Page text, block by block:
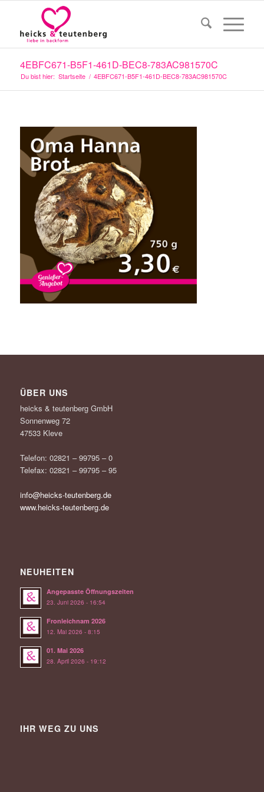
4EBFC671-B5F1-461D-BEC8-783AC981570C
Du bist hier: Startseite / 4EBFC671-B5F1-461D-BEC8-783AC981570C
ÜBER UNS
heicks & teutenberg GmbH
Sonnenweg 72
47533 Kleve
Telefon: 02821 – 99795 – 0
Telefax: 02821 – 99795 – 95
info@heicks-teutenberg.de
www.heicks-teutenberg.de
NEUHEITEN
Angepasste Öffnungszeiten
23. Juni 2026 - 16:54
Fronleichnam 2026
12. Mai 2026 - 8:15
01. Mai 2026
28. April 2026 - 19:12
IHR WEG ZU UNS